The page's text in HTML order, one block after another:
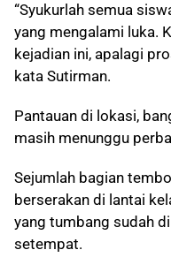
“Syukurlah semua
yang mengalami luka.
kejadian ini, apalagi
kata Sutirman.
Pantauan di lokasi,
masih menunggu
Sejumlah bagian
berserakan di lantai
yang tumbang sudah
setempat.